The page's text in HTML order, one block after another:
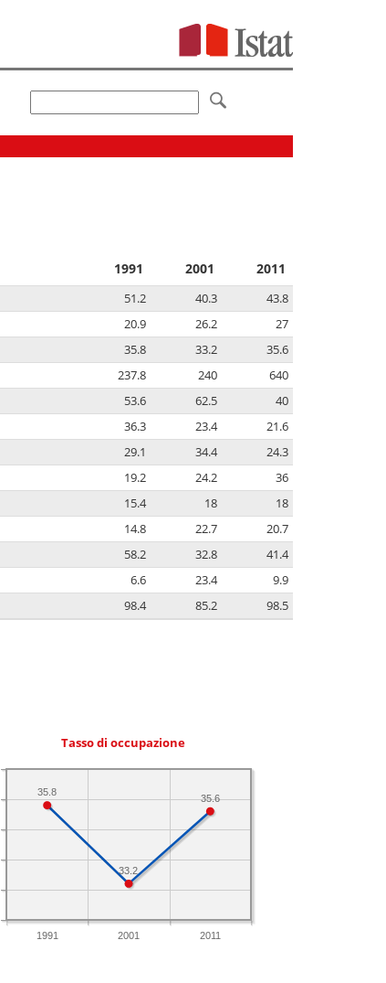
1991 2001 2011
51.2 40.3
43.8
20.9 26.2
27
35.8 33.2
35.6
237.8 240
640
53.6 62.5
40
36.3 23.4
21.6
29.1 34.4
24.3
19.2 24.2
36
15.4 18
18
14.8 22.7
20.7
58.2 32.8
41.4
6.6 23.4
9.9
98.4 85.2 98.5
Tasso di occupazione
1991 2001 2011
35.6
33.2
35.8